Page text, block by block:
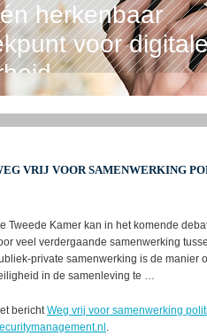
herkenbaar
voor
VRIJ VOOR SAMENWERKING
Tweede Kamer kan in het komende
veel verdergaande samenwerking
private samenwerking is de manier
in de samenleving te …
berichtWeg vrij voor samenwerking
.